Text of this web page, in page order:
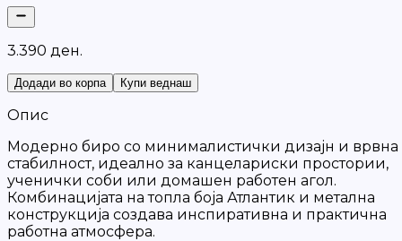
3.390 ден.
Додади во корпа Купи веднаш
Опис
Модерно биро со минималистички дизајн и врвна
стабилност, идеално за канцелариски простории,
ученички соби или домашен работен агол.
Комбинацијата на топла боја Атлантик и метална
конструкција создава инспиративна и практична
работна атмосфера.